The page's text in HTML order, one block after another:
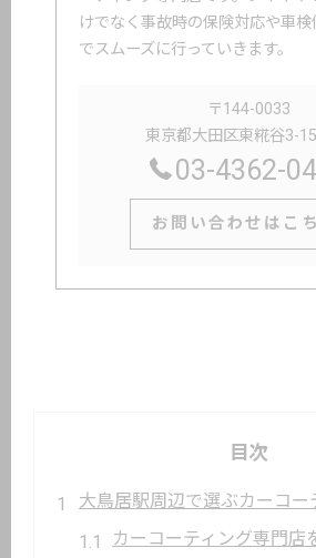
けでなく事故時の保険対応や車
でスムーズに行っていきます。
〒144-0033
東京都大田区東糀谷3-
03-4362-
お問い合わせはこ
目次
大鳥居駅周辺で選ぶカーコー
カーコーティング専門店